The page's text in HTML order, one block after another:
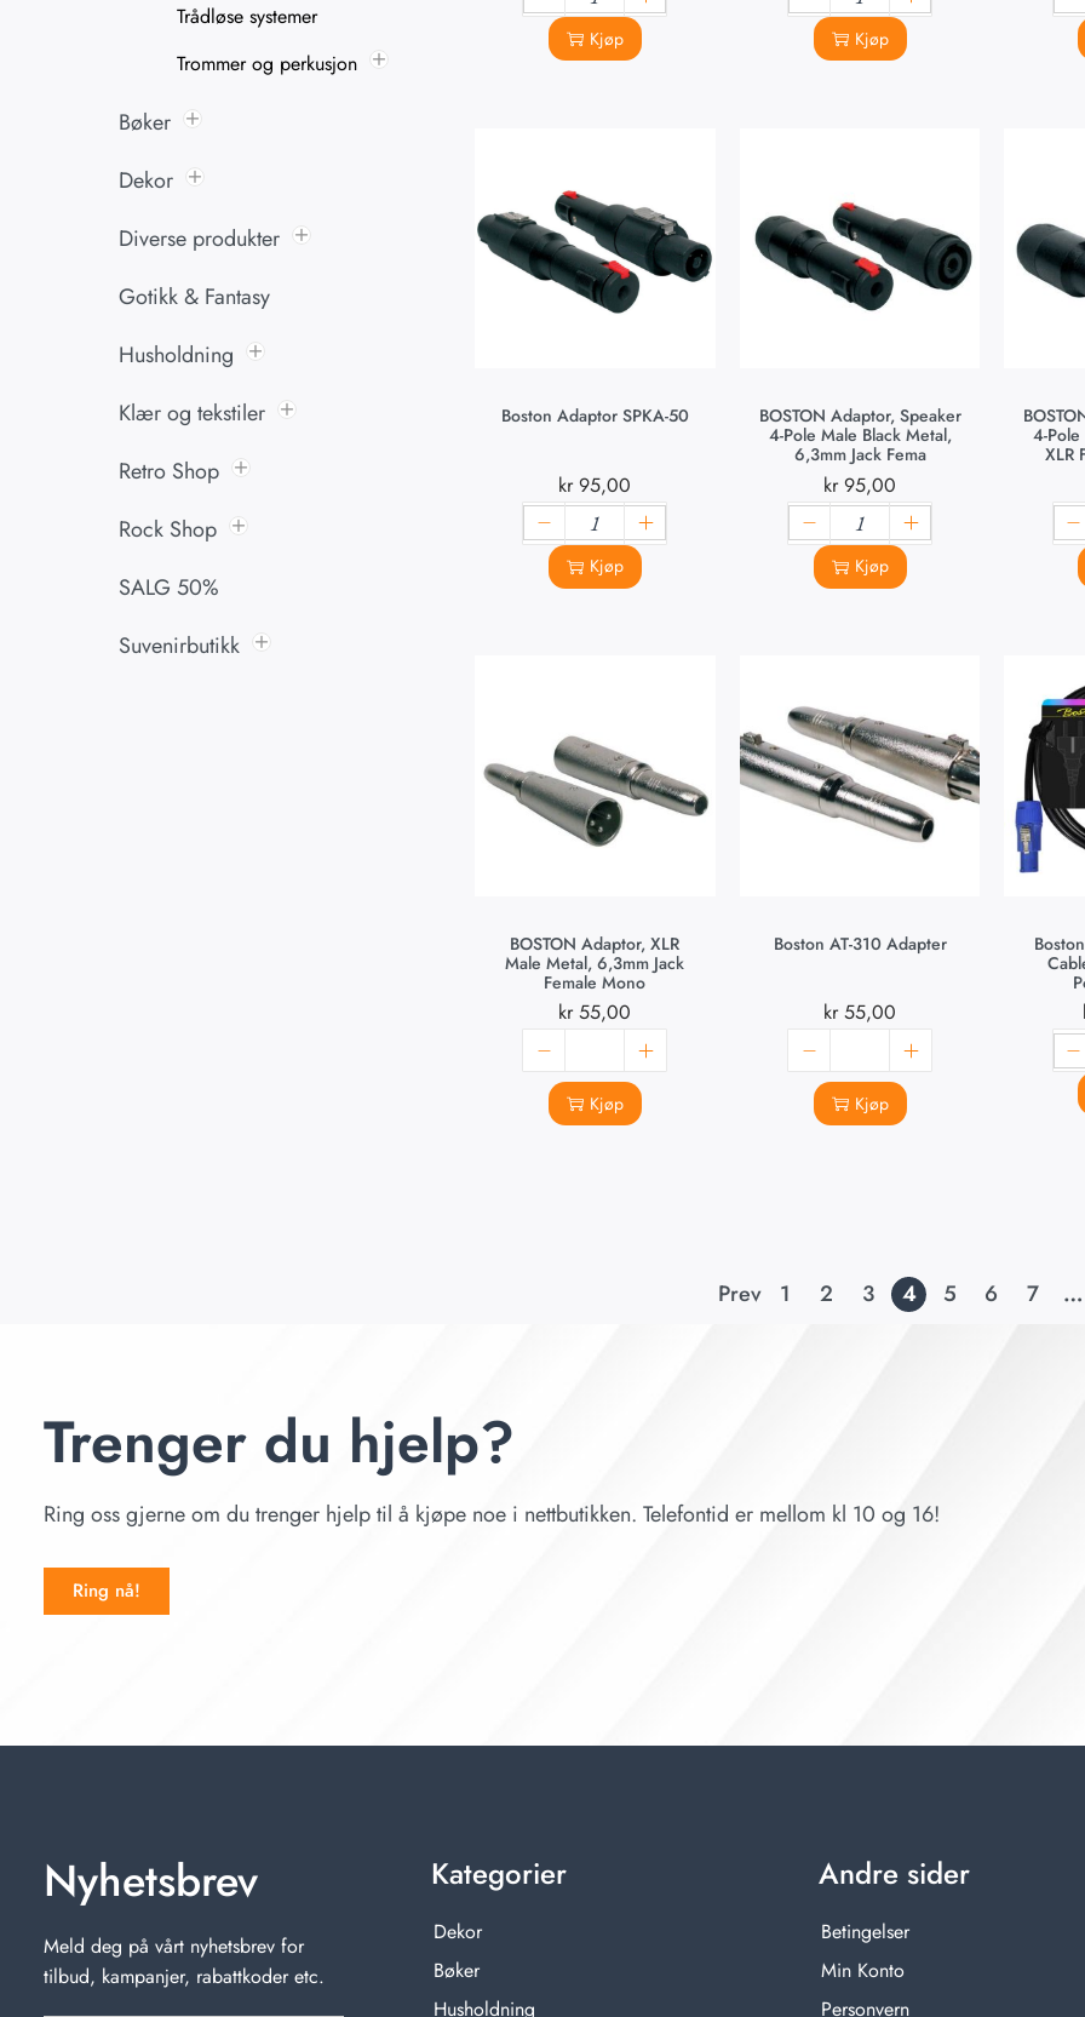
Trådløse systemer
Trommer og perkusjon
Bøker
Dekor
Diverse produkter
Gotikk & Fantasy
Husholdning
Klær og tekstiler
Retro Shop
Rock Shop
SALG 50%
Suvenirbutikk
Kjøp Kjøp
Boston Adaptor SPKA-50
kr95,00
Kjøp
BOSTON Adaptor, Speaker
4-Pole Male Black Metal,
6,3mm Jack Fema
kr95,00
Kjøp
4-
XLR
BOSTON Adaptor, XLR
Male Metal, 6,3mm Jack
Female Mono
kr55,00
Kjøp
Boston AT-310 Adapter
kr55,00
Kjøp
Prev 1 2 3 4 5 6 7 …
Trenger du hjelp?
Ring oss gjerne om du trenger hjelp til å kjøpe noe i nettbutikken. Telefontid er mellom kl 10 og 16!
Ring nå!
Nyhetsbrev
Meld deg på vårt nyhetsbrev for
tilbud, kampanjer, rabattkoder etc.
Kategorier
Dekor
Bøker
Husholdning
Andre sider
Betingelser
Min Konto
Personvern